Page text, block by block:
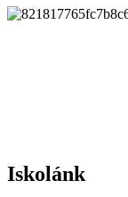
Iskolánk